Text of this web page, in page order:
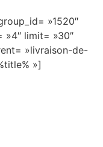
»1520″
»4″ limit= »30″
»livraison-de-
»]